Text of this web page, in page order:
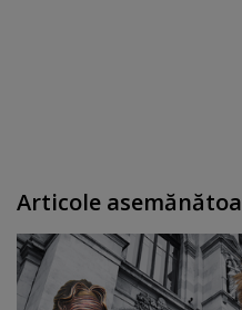
Articole